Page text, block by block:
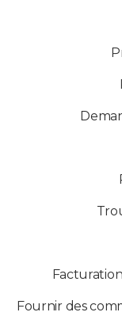
Fournir des